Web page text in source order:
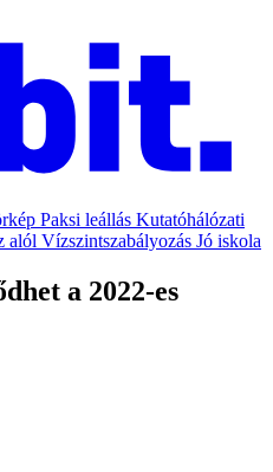
Paksi leállás Kutatóhálózati
alól Vízszintszabályozás Jó iskola
a 2022-es